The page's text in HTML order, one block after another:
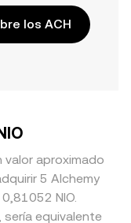
los ACH
valor aproximado
5 Alchemy
NIO.
sería equivalente